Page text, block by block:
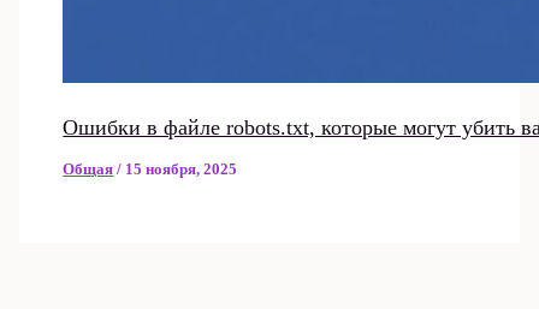
Ошибки в файле robots.txt, которые могут убить
Общая / 15 ноября, 2025